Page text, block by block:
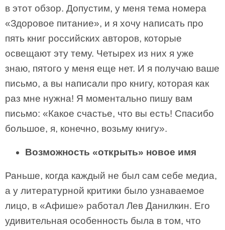
в этот обзор. Допустим, у меня тема номера
«Здоровое питание», и я хочу написать про
пять книг российских авторов, которые
освещают эту тему. Четырех из них я уже
знаю, пятого у меня еще нет. И я получаю ваше
письмо, а вы написали про книгу, которая как
раз мне нужна! Я моментально пишу вам
письмо: «Какое счастье, что вы есть! Спасибо
большое, я, конечно, возьму книгу».
Возможность «открыть» новое имя
Раньше, когда каждый не был сам себе медиа,
а у литературной критики было узнаваемое
лицо, в «Афише» работал Лев Данилкин. Его
удивительная особенность была в том, что